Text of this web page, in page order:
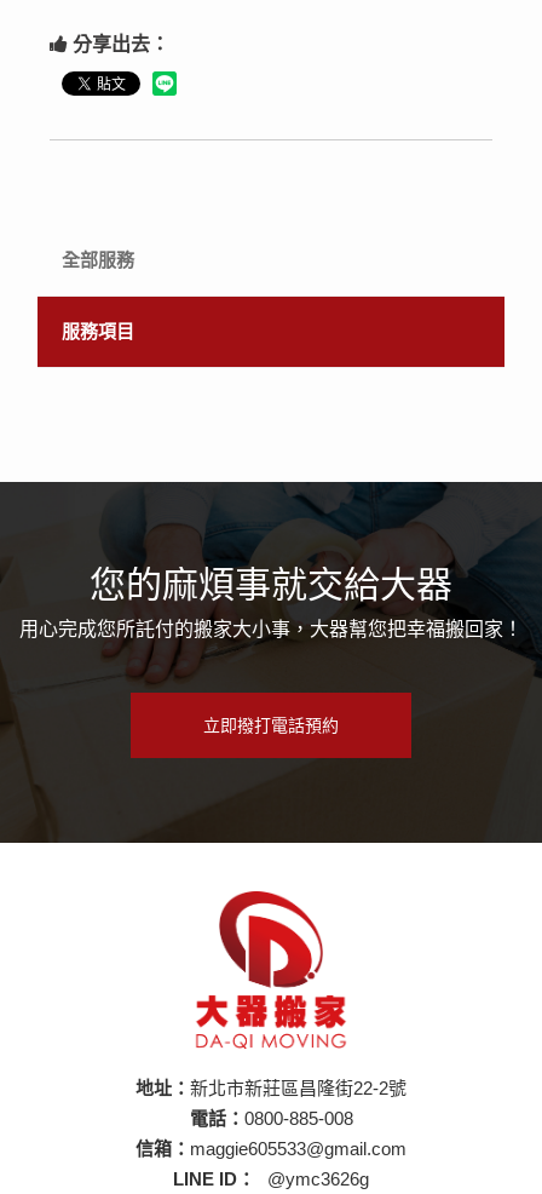
分享出去：
全部服務
服務項目
您的麻煩事就交給大器
用心完成您所託付的搬家大小事，大器幫您把幸福搬回家！
立即撥打電話預約
地址： 新北市新莊區昌隆街22-2號
電話： 0800-885-008
信箱： maggie605533@gmail.com
LINE ID：
@ymc3626g